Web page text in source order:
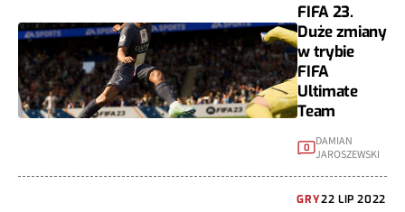
FIFA 23.
Duże zmiany
w trybie
FIFA
Ultimate
Team
0
DAMIAN
JAROSZEWSKI
GRY22 LIP 2022